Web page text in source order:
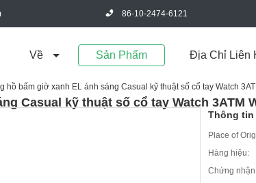
86-10-2474-6121
Về Sản Phẩm Địa Chỉ Liên
hồ bấm giờ xanh EL ánh sáng Casual kỹ thuật số cổ tay Watch
Casual kỹ thuật số cổ tay Watch 3ATM
Thông tin
Place of
Hàng hiệu:
Chứng